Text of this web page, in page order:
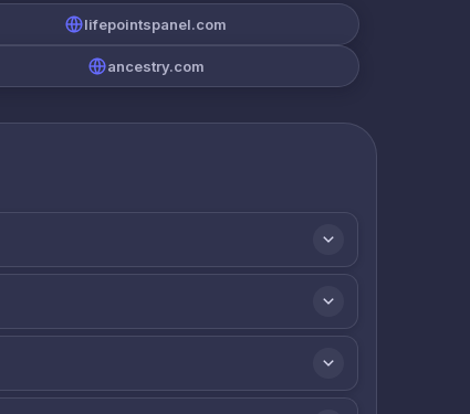
lifepointspanel.com
ancestry.com